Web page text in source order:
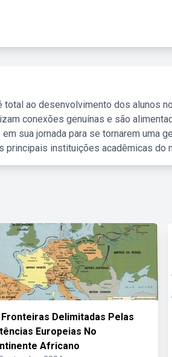
total ao desenvolvimento dos alunos
conexões genuínas e são
sua jornada para se tornarem uma
principais instituições acadêmicas do
Delimitadas Pelas
Europeias No
Africano